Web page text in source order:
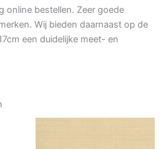
online bestellen. Zeer goede
Wij bieden daarnaast op de
een duidelijke meet- en